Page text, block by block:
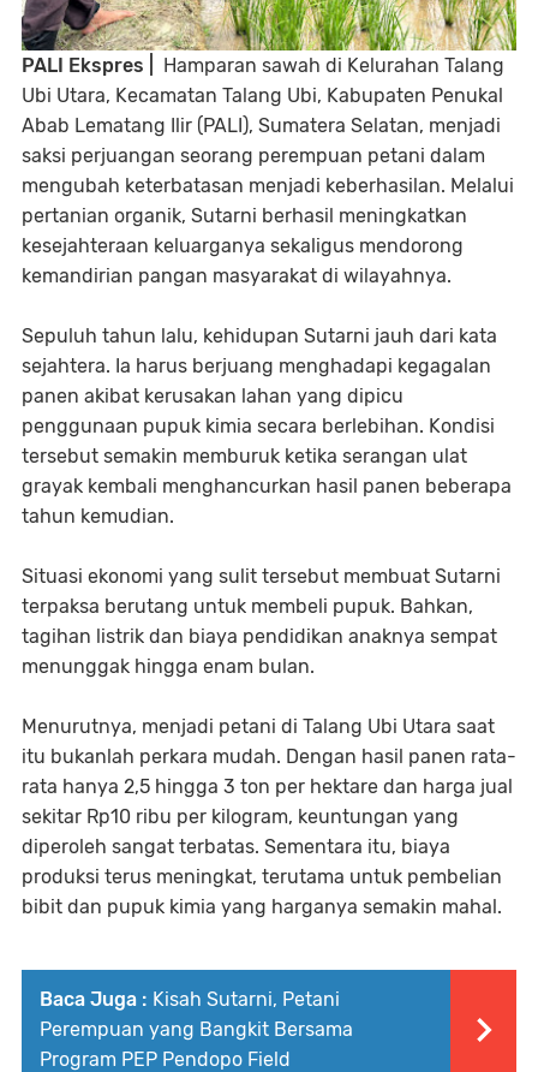
PALI Ekspres |
Hamparan sawah di Kelurahan Talang
Ubi Utara, Kecamatan Talang Ubi, Kabupaten Penukal
Abab Lematang Ilir (PALI), Sumatera Selatan, menjadi
saksi perjuangan seorang perempuan petani dalam
mengubah keterbatasan menjadi keberhasilan. Melalui
pertanian organik, Sutarni berhasil meningkatkan
kesejahteraan keluarganya sekaligus mendorong
kemandirian pangan masyarakat di wilayahnya.
Sepuluh tahun lalu, kehidupan Sutarni jauh dari kata
sejahtera. Ia harus berjuang menghadapi kegagalan
panen akibat kerusakan lahan yang dipicu
penggunaan pupuk kimia secara berlebihan. Kondisi
tersebut semakin memburuk ketika serangan ulat
grayak kembali menghancurkan hasil panen beberapa
tahun kemudian.
Situasi ekonomi yang sulit tersebut membuat Sutarni
terpaksa berutang untuk membeli pupuk. Bahkan,
tagihan listrik dan biaya pendidikan anaknya sempat
menunggak hingga enam bulan.
Menurutnya, menjadi petani di Talang Ubi Utara saat
itu bukanlah perkara mudah. Dengan hasil panen rata-
rata hanya 2,5 hingga 3 ton per hektare dan harga jual
sekitar Rp10 ribu per kilogram, keuntungan yang
diperoleh sangat terbatas. Sementara itu, biaya
produksi terus meningkat, terutama untuk pembelian
bibit dan pupuk kimia yang harganya semakin mahal.
Baca Juga : Kisah Sutarni, Petani
Perempuan yang Bangkit Bersama
Program PEP Pendopo Field